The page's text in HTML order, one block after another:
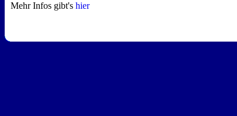
Mehr Infos gibt's hier